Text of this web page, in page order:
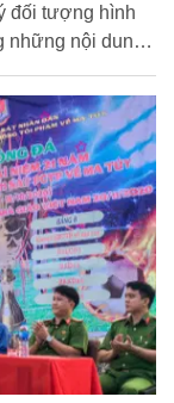
đối tượng hình
những nội dung
định hướng đến